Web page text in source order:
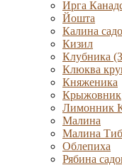
Ирга
Йошта
Калина
Кизил
Клубника
Клюква
Княженика
Крыжовник
Лимонник
Малина
Малина
Облепиха
Рябина